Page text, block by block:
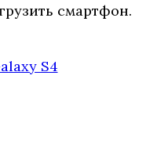
смартфон.